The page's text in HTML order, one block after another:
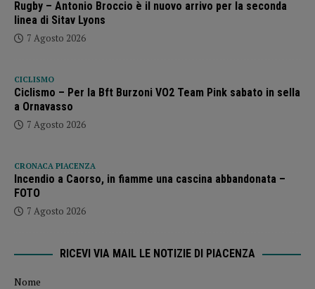
Rugby – Antonio Broccio è il nuovo arrivo per la seconda
linea di Sitav Lyons
7 Agosto 2026
CICLISMO
Ciclismo – Per la Bft Burzoni VO2 Team Pink sabato in sella
a Ornavasso
7 Agosto 2026
CRONACA PIACENZA
Incendio a Caorso, in fiamme una cascina abbandonata –
FOTO
7 Agosto 2026
RICEVI VIA MAIL LE NOTIZIE DI PIACENZA
Nome